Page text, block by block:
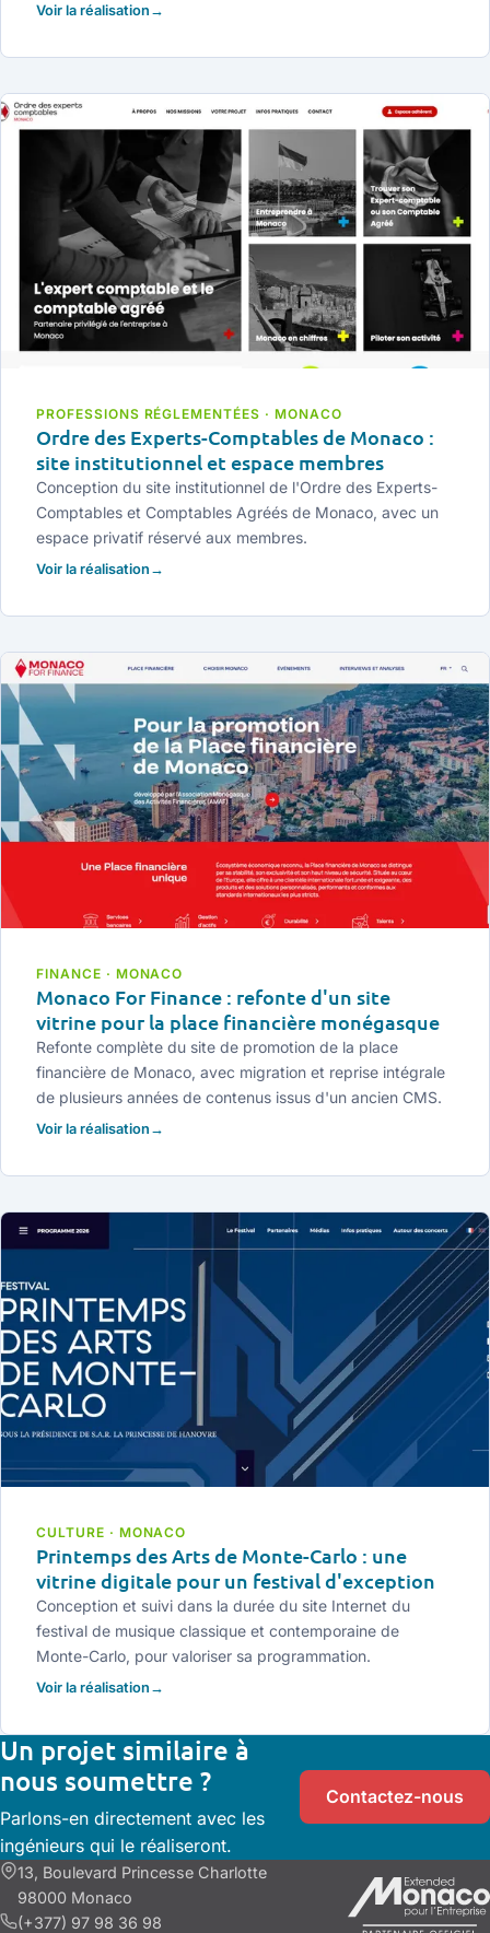
Voir la réalisation
PROFESSIONS RÉGLEMENTÉES · MONACO
Ordre des Experts-Comptables de Monaco :
site institutionnel et espace membres
Conception du site institutionnel de l'Ordre des Experts-
Comptables et Comptables Agréés de Monaco, avec un
espace privatif réservé aux membres.
Voir la réalisation
FINANCE · MONACO
Monaco For Finance : refonte d'un site
vitrine pour la place financière monégasque
Refonte complète du site de promotion de la place
financière de Monaco, avec migration et reprise intégrale
de plusieurs années de contenus issus d'un ancien CMS.
Voir la réalisation
CULTURE · MONACO
Printemps des Arts de Monte-Carlo : une
vitrine digitale pour un festival d'exception
Conception et suivi dans la durée du site Internet du
festival de musique classique et contemporaine de
Monte-Carlo, pour valoriser sa programmation.
Voir la réalisation
Un projet similaire à
nous soumettre ?
Parlons-en directement avec les
ingénieurs qui le réaliseront.
Contactez-nous
13, Boulevard Princesse Charlotte
98000 Monaco
(+377) 97 98 36 98